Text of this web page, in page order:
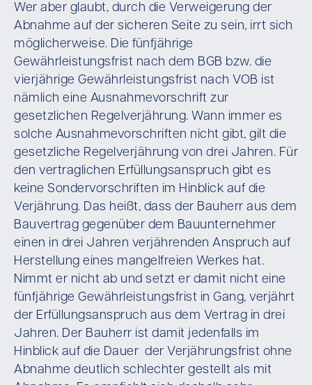
Wer aber glaubt, durch die Verweigerung der
Abnahme auf der sicheren Seite zu sein, irrt sich
möglicherweise. Die fünfjährige
Gewährleistungsfrist nach dem BGB bzw. die
vierjährige Gewährleistungsfrist nach VOB ist
nämlich eine Ausnahmevorschrift zur
gesetzlichen Regelverjährung. Wann immer es
solche Ausnahmevorschriften nicht gibt, gilt die
gesetzliche Regelverjährung von drei Jahren. Für
den vertraglichen Erfüllungsanspruch gibt es
keine Sondervorschriften im Hinblick auf die
Verjährung. Das heißt, dass der Bauherr aus dem
Bauvertrag gegenüber dem Bauunternehmer
einen in drei Jahren verjährenden Anspruch auf
Herstellung eines mangelfreien Werkes hat.
Nimmt er nicht ab und setzt er damit nicht eine
fünfjährige Gewährleistungsfrist in Gang, verjährt
der Erfüllungsanspruch aus dem Vertrag in drei
Jahren. Der Bauherr ist damit jedenfalls im
Hinblick auf die Dauer der Verjährungsfrist ohne
Abnahme deutlich schlechter gestellt als mit